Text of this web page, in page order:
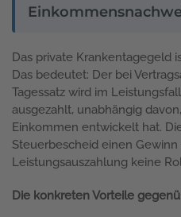
Das private Krankentagegeld
Das bedeutet: Der bei
Tagessatz wird im
ausgezahlt, unabhängig
Einkommen entwickelt hat.
Steuerbescheid einen
Leistungsauszahlung keine
Die konkreten Vorteile